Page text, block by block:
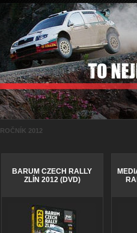
ROČNÍK 2012
BARUM CZECH RALLY
ZLÍN 2012 (DVD)